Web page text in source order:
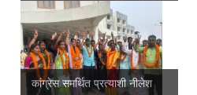
कांग्रेस समर्थित प्रत्याशी नीलेश